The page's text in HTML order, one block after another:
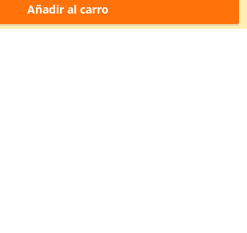
Añadir al carro